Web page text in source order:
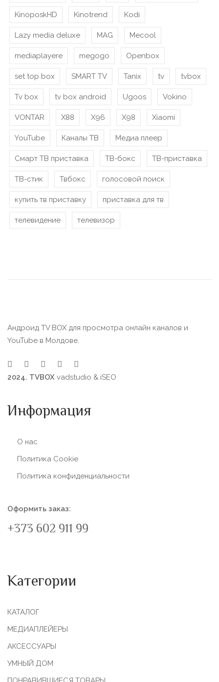
KinoposkHD Kinotrend Kodi
Lazy media deluxe MAG Mecool
mediaplayere megogo Openbox
set top box SMART TV Tanix tv tvbox
Tv box tv box android Ugoos Vokino
VONTAR X88 X96 X98 Xiaomi
YouTube Каналы ТВ Медиа плеер
Смарт ТВ приставка ТВ-бокс ТВ-приставка
ТВ-стик Твбокс голосовой поиск
купить тв приставку приставка для тв
телевидение телевизор
Андроид TV BOX для просмотра онлайн каналов и
YouTube в Молдове.
2024. TVBOX vadstudio & iSEO
Информация
О нас
Политика Сookie
Политика конфиденциальности
Оформить заказ:
+373 602 911 99
Категории
КАТАЛОГ
МЕДИАПЛЕЙЕРЫ
АКСЕССУАРЫ
УМНЫЙ ДОМ